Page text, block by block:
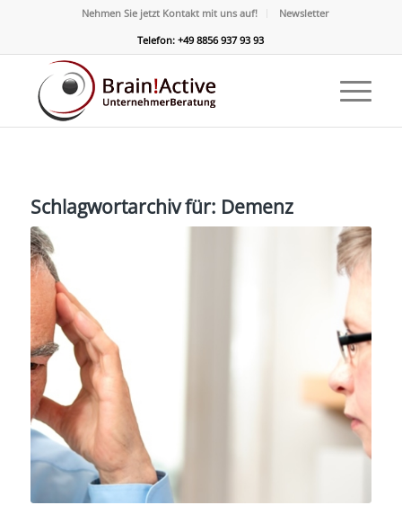
Nehmen Sie jetzt Kontakt mit uns auf!
Newsletter
Telefon: +49 8856 937 93 93
Schlagwortarchiv für: Demenz